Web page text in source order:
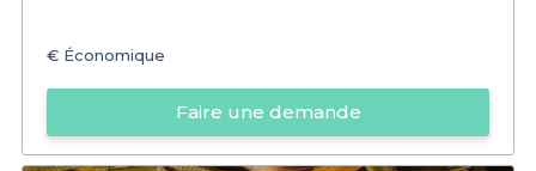
€ Économique
Faire une demande